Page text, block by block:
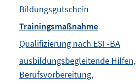
Bildungsgutschein
Trainingsmaßnahme
Qualifizierung nach ESF-BA
ausbildungsbegleitende Hilfen,
Berufsvorbereitung,